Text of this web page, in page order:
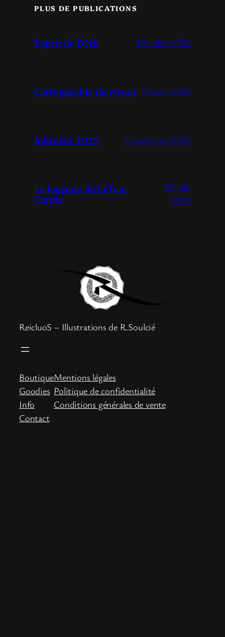
PLUS DE PUBLICATIONS
Esprit de l’Orb 18 juillet 2026
Cartographie du vivant 13 avril 2026
Inktober 2025 3 novembre 2025
La légende de la Tour
Carrée
26 juin
2025
ReicluoS – Illustrations de R.Soulcié
Boutique
Goodies
Info
Contact
Mentions légales
Politique de confidentialité
Conditions générales de vente